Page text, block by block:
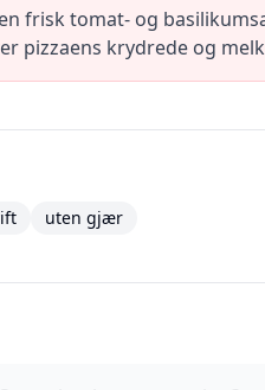
frisk tomat- og
pizzaens krydrede og
uten gjær